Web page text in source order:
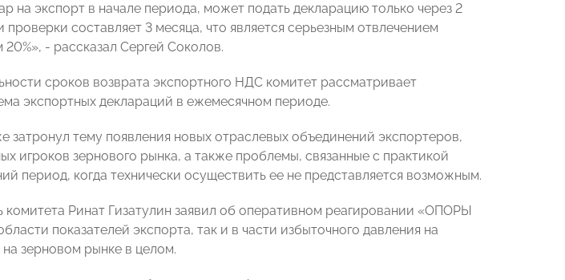
на экспорт в начале периода, может подать декларацию только через 2
составляет 3 месяца, что является серьезным отвлечением
- рассказал Сергей Соколов.
сроков возврата экспортного НДС комитет рассматривает
экспортных деклараций в ежемесячном периоде.
затронул тему появления новых отраслевых объединений экспортеров,
игроков зернового рынка, а также проблемы, связанные с практикой
период, когда технически осуществить ее не представляется возможным.
комитета Ринат Гизатулин заявил об оперативном реагировании «ОПОРЫ
показателей экспорта, так и в части избыточного давления на
зерновом рынке в целом.